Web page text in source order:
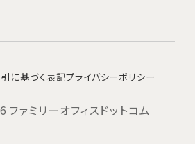
に基づく表記プライバシーポリシー
ァミリーオフィスドットコム